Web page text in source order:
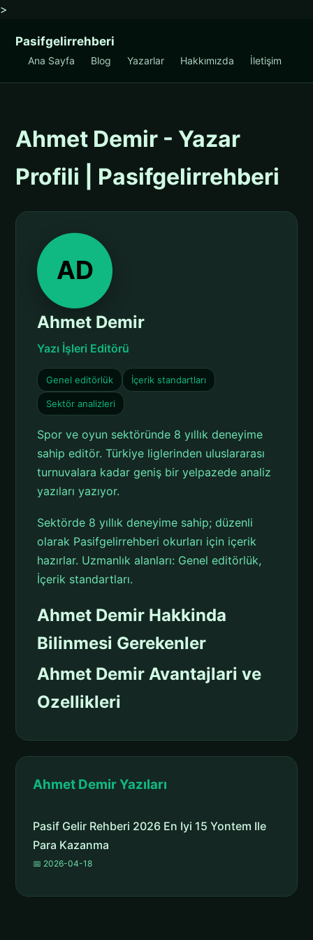
>
Pasifgelirrehberi
Ana Sayfa Blog Yazarlar Hakkımızda İletişim
Ahmet Demir - Yazar
Profili | Pasifgelirrehberi
AD
Ahmet Demir
Yazı İşleri Editörü
Genel editörlük İçerik standartları
Sektör analizleri
Spor ve oyun sektöründe 8 yıllık deneyime
sahip editör. Türkiye liglerinden uluslararası
turnuvalara kadar geniş bir yelpazede analiz
yazıları yazıyor.
Sektörde 8 yıllık deneyime sahip; düzenli
olarak Pasifgelirrehberi okurları için içerik
hazırlar. Uzmanlık alanları: Genel editörlük,
İçerik standartları.
Ahmet Demir Hakkinda
Bilinmesi Gerekenler
Ahmet Demir Avantajlari ve
Ozellikleri
Ahmet Demir Yazıları
Pasif Gelir Rehberi 2026 En Iyi 15 Yontem Ile
Para Kazanma
📅 2026-04-18